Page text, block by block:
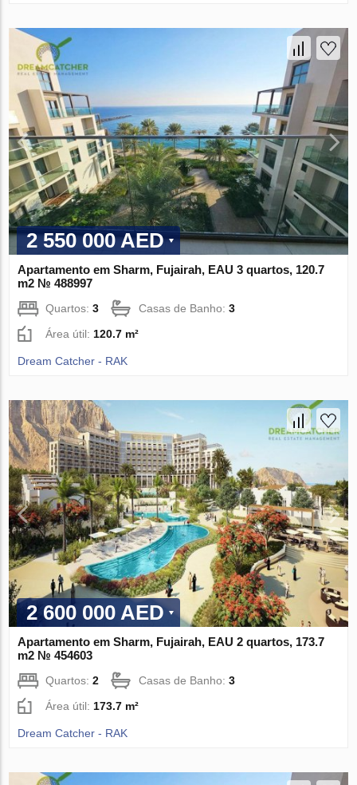
2 550 000 AED
Apartamento em Sharm, Fujairah, EAU 3 quartos, 120.7
m2 № 488997
Quartos:3 Casas de Banho:3
Área útil: 120.7 m²
Dream Catcher - RAK
2 600 000 AED
Apartamento em Sharm, Fujairah, EAU 2 quartos, 173.7
m2 № 454603
Quartos:2 Casas de Banho:3
Área útil: 173.7 m²
Dream Catcher - RAK